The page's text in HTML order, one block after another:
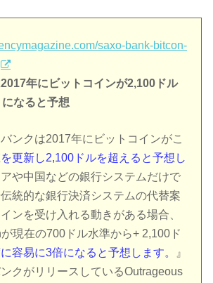
saxo-bank-bitcon-
年にビットコインが2,100ドル
になると予想
ンクは2017年にビットコインがこ
更新し2,100ドルを超えると予想し
アや中国などの銀行システムだけで
統的な銀行決済システムの代替案
ンを受け入れる動きがある場合、
現在の700ドル水準から+ 2,100ド
容易に3倍になると予想します。
』
クがリリースしているOutrageous